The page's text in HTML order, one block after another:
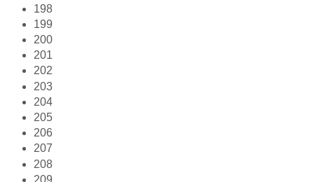
198
199
200
201
202
203
204
205
206
207
208
209